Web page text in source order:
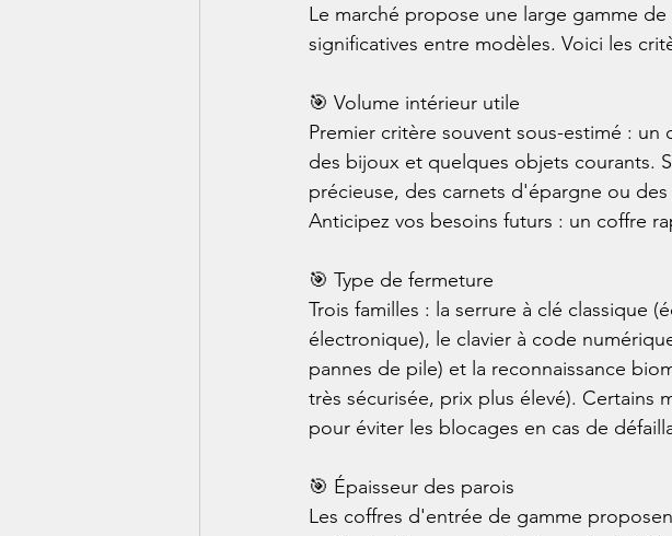
Le marché propose une large gamme
significatives entre modèles. Voici les
🎯 Volume intérieur utile
Premier critère souvent sous-estimé :
des bijoux et quelques objets courants.
précieuse, des carnets d'épargne ou
Anticipez vos besoins futurs : un coffre
🎯 Type de fermeture
Trois familles : la serrure à clé classique
électronique), le clavier à code
pannes de pile) et la reconnaissance
très sécurisée, prix plus élevé). Certains
pour éviter les blocages en cas de
🎯 Épaisseur des parois
Les coffres d'entrée de gamme